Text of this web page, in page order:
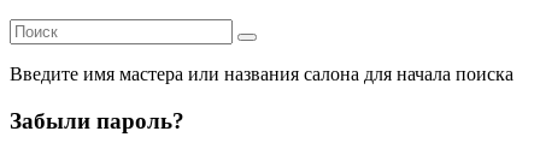
Введите имя мастера или названия салона для начала поиска
Забыли пароль?